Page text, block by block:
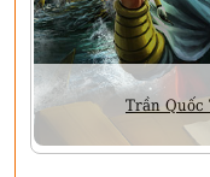
Trần Quốc